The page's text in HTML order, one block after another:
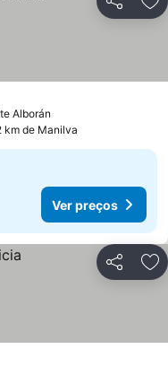
Partilhar
Alborán
km de Manilva
Ver preços
Partilhar